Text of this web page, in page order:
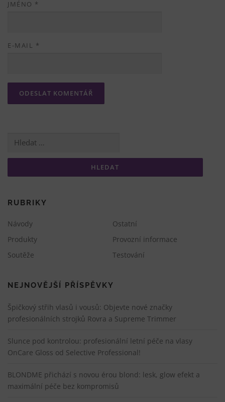
JMÉNO *
E-MAIL *
RUBRIKY
Návody
Ostatní
Produkty
Provozní informace
Soutěže
Testování
NEJNOVĚJŠÍ PŘÍSPĚVKY
Špičkový střih vlasů i vousů: Objevte nové značky
profesionálních strojků Rovra a Supreme Trimmer
Slunce pod kontrolou: profesionální letní péče na vlasy
OnCare Gloss od Selective Professional!
BLONDME přichází s novou érou blond: lesk, glow efekt a
maximální péče bez kompromisů